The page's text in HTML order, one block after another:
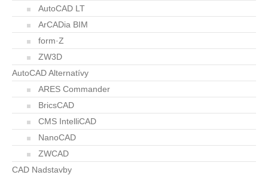
AutoCAD LT
ArCADia BIM
form·Z
ZW3D
AutoCAD Alternatívy
ARES Commander
BricsCAD
CMS IntelliCAD
NanoCAD
ZWCAD
CAD Nadstavby